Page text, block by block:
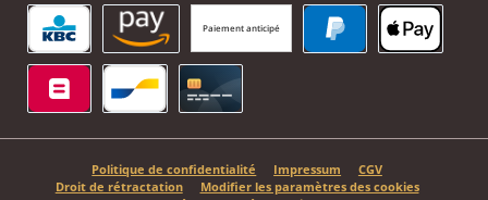
Paiement anticipé
KBC/CBC Payment Button
Amazon Pay
Politique de confidentialité Impressum
CGV
Droit de rétractation
Modifier les paramètres des cookies